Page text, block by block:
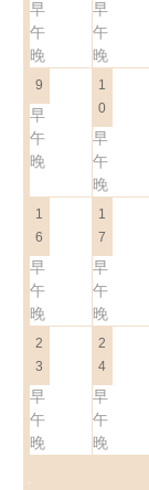
早
午
晚
早
午
晚
9
早
午
晚
1
0
早
午
晚
1
6
早
午
晚
1
7
早
午
晚
2
3
早
午
晚
2
4
早
午
晚